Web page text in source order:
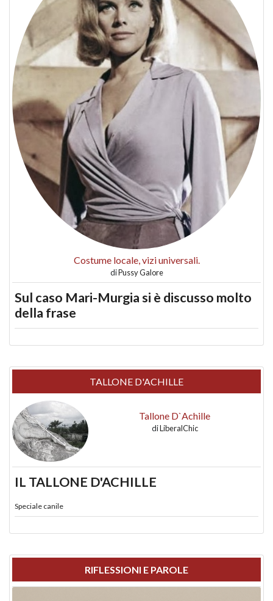
Costume locale, vizi universali.
diPussy Galore
Sul caso Mari-Murgia si è discusso molto
della frase
TALLONE D'ACHILLE
Tallone D`Achille
diLiberalChic
IL TALLONE D'ACHILLE
Speciale canile
RIFLESSIONI E PAROLE